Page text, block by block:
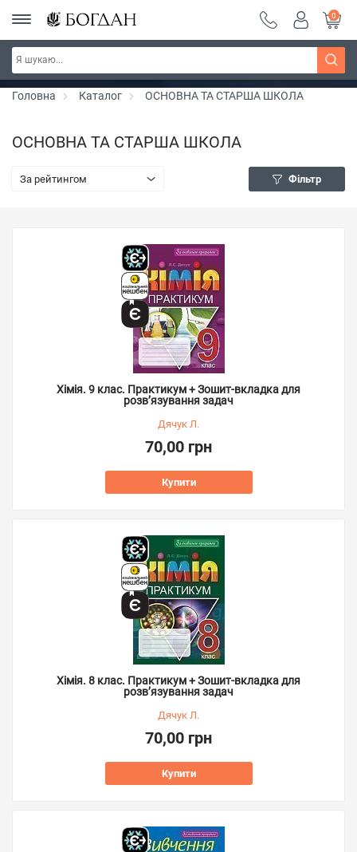
РОЗПРОДАЖ ~ 150 грн ~ 200 грн ~ 250 грн ~
300 грн ~ РОЗПРОДАЖ
Дізнатись більше
0
Головна Каталог ОСНОВНА ТА СТАРША ШКОЛА
ОСНОВНА ТА СТАРША ШКОЛА
За рейтингом Фільтр
Хімія. 9 клас. Практикум + Зошит-вкладка для
розв’язування задач
Дячук Л.
70,00 грн
Купити
Хімія. 8 клас. Практикум + Зошит-вкладка для
розв’язування задач
Дячук Л.
70,00 грн
Купити